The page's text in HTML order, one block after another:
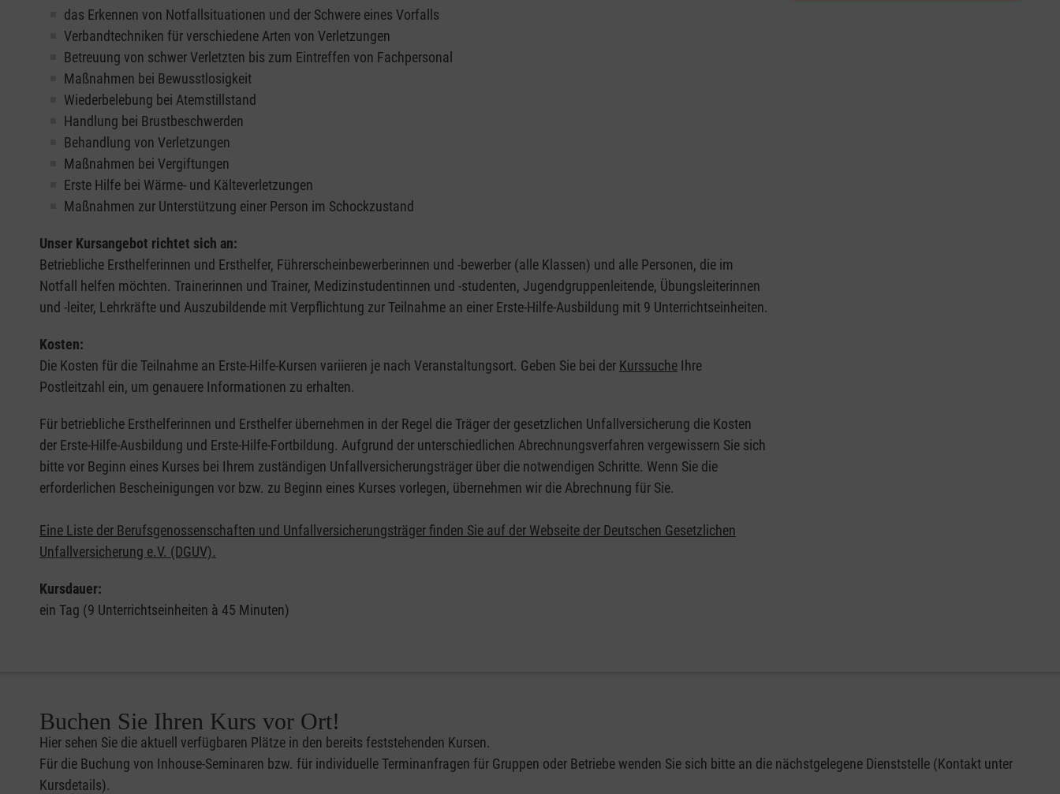
das Erkennen von Notfallsituationen und der Schwere eines Vorfalls
Verbandtechniken für verschiedene Arten von Verletzungen
Betreuung von schwer Verletzten bis zum Eintreffen von Fachpersonal
Maßnahmen bei Bewusstlosigkeit
Wiederbelebung bei Atemstillstand
Handlung bei Brustbeschwerden
Behandlung von Verletzungen
Maßnahmen bei Vergiftungen
Erste Hilfe bei Wärme- und Kälteverletzungen
Maßnahmen zur Unterstützung einer Person im Schockzustand
Unser Kursangebot richtet sich an:
Betriebliche Ersthelferinnen und Ersthelfer, Führerscheinbewerberinnen und -bewerber (alle Klassen) und alle Personen, die im
Notfall helfen möchten. Trainerinnen und Trainer, Medizinstudentinnen und -studenten, Jugendgruppenleitende, Übungsleiterinnen
und -leiter, Lehrkräfte und Auszubildende mit Verpflichtung zur Teilnahme an einer Erste-Hilfe-Ausbildung mit 9 Unterrichtseinheiten.
Kosten:
Die Kosten für die Teilnahme an Erste-Hilfe-Kursen variieren je nach Veranstaltungsort. Geben Sie bei der Kurssuche Ihre
Postleitzahl ein, um genauere Informationen zu erhalten.
Für betriebliche Ersthelferinnen und Ersthelfer übernehmen in der Regel die Träger der gesetzlichen Unfallversicherung die Kosten
der Erste-Hilfe-Ausbildung und Erste-Hilfe-Fortbildung. Aufgrund der unterschiedlichen Abrechnungsverfahren vergewissern Sie sich
bitte vor Beginn eines Kurses bei Ihrem zuständigen Unfallversicherungsträger über die notwendigen Schritte. Wenn Sie die
erforderlichen Bescheinigungen vor bzw. zu Beginn eines Kurses vorlegen, übernehmen wir die Abrechnung für Sie.
Eine Liste der Berufsgenossenschaften und Unfallversicherungsträger finden Sie auf der Webseite der Deutschen Gesetzlichen
Unfallversicherung e.V. (DGUV).
Kursdauer:
ein Tag (9 Unterrichtseinheiten à 45 Minuten)
Buchen Sie Ihren Kurs vor Ort!
Hier sehen Sie die aktuell verfügbaren Plätze in den bereits feststehenden Kursen.
Für die Buchung von Inhouse-Seminaren bzw. für individuelle Terminanfragen für Gruppen oder Betriebe wenden Sie sich bitte an die nächstgelegene Dienststelle (Kontakt unter
Kursdetails).